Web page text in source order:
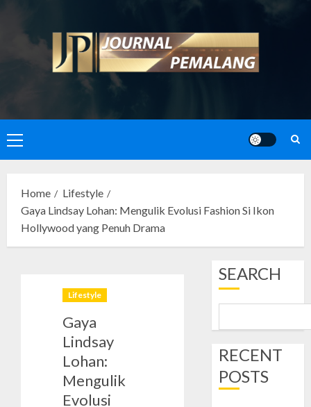
content
Primary
Menu
Home
Lifestyle
Gaya Lindsay Lohan: Mengulik Evolusi Fashion Si Ikon
Hollywood yang Penuh Drama
Lifestyle
Gaya
Lindsay
Lohan:
Mengulik
Evolusi
SEARCH
RECENT
POSTS